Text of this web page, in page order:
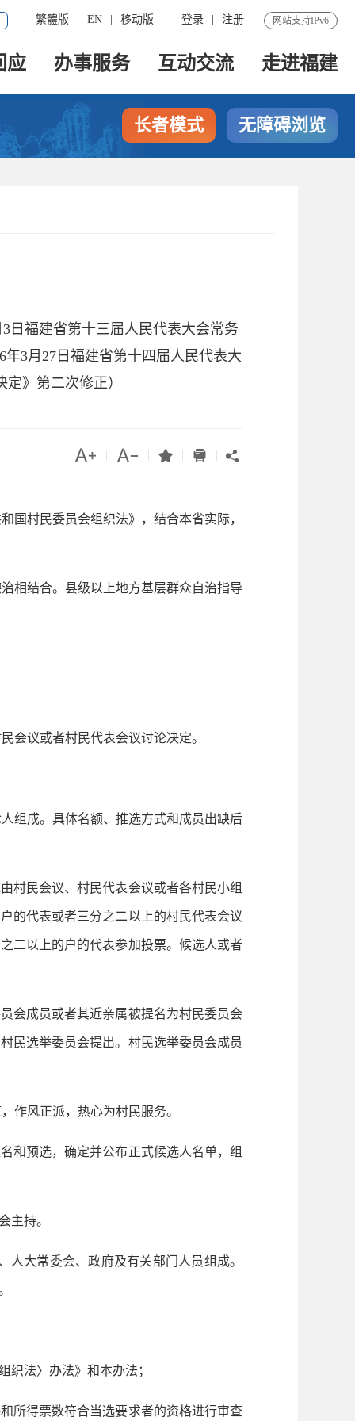
网站支持IPv6
登录 注册
繁體版 EN 移动版
应 办事服务 互动交流 走进福建
长者模式 无障碍浏览
日福建省第十三届人民代表大会常务
3月27日福建省第十四届人民代表大
》第二次修正）
    
国村民委员会组织法》，结合本省实际，
相结合。县级以上地方基层群众自治指导
会议或者村民代表会议讨论决定。
组成。具体名额、推选方式和成员出缺后
民会议、村民代表会议或者各村民小组
的代表或者三分之二以上的村民代表会议
二以上的户的代表参加投票。候选人或者
会成员或者其近亲属被提名为村民委员会
民选举委员会提出。村民选举委员会成员
作风正派，热心为村民服务。
预选，确定并公布正式候选人名单，组
主持。
大常委会、政府及有关部门人员组成。
法〉办法》和本办法；
所得票数符合当选要求者的资格进行审查